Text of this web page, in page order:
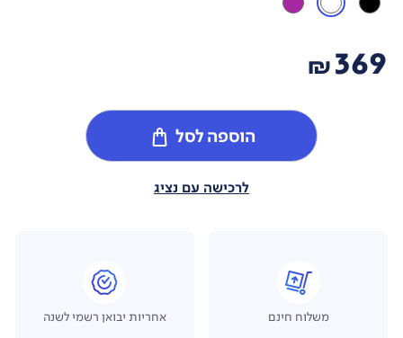
369
₪
הוספה לסל
לרכישה עם נציג
משלוח חינם אחריות יבואן רשמי לשנה